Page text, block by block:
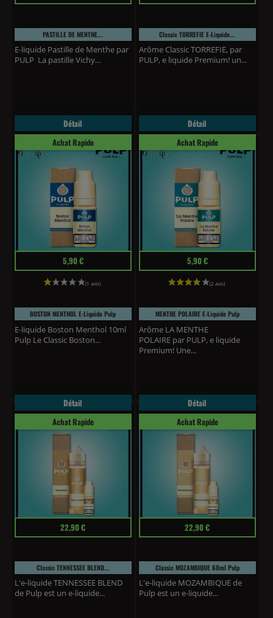
PASTILLE DE MENTHE...
E-liquide Pastille de Menthe par
PULP La pastille Vichy...
Détail
Achat Rapide
Classic TORREFIE E-Liquide...
Arôme Classic TORREFIE, par
PULP, e liquide Premium! un...
Détail
Achat Rapide
Prix 5,90 €
BOSTON MENTHOL E-Liquide Pulp
E-liquide Boston Menthol 10ml
Pulp Le Classic Boston...
Détail
Achat Rapide
Prix 5,90 €
MENTHE POLAIRE E-Liquide Pulp
Arôme LA MENTHE
POLAIRE par PULP, e liquide
Premium! Une...
Détail
Achat Rapide
22,90 €
Classic TENNESSEE BLEND...
L'e-liquide TENNESSEE BLEND
de Pulp est un e-liquide...
22,90 €
Classic MOZAMBIQUE 60ml Pulp
L'e-liquide MOZAMBIQUE de
Pulp est un e-liquide...